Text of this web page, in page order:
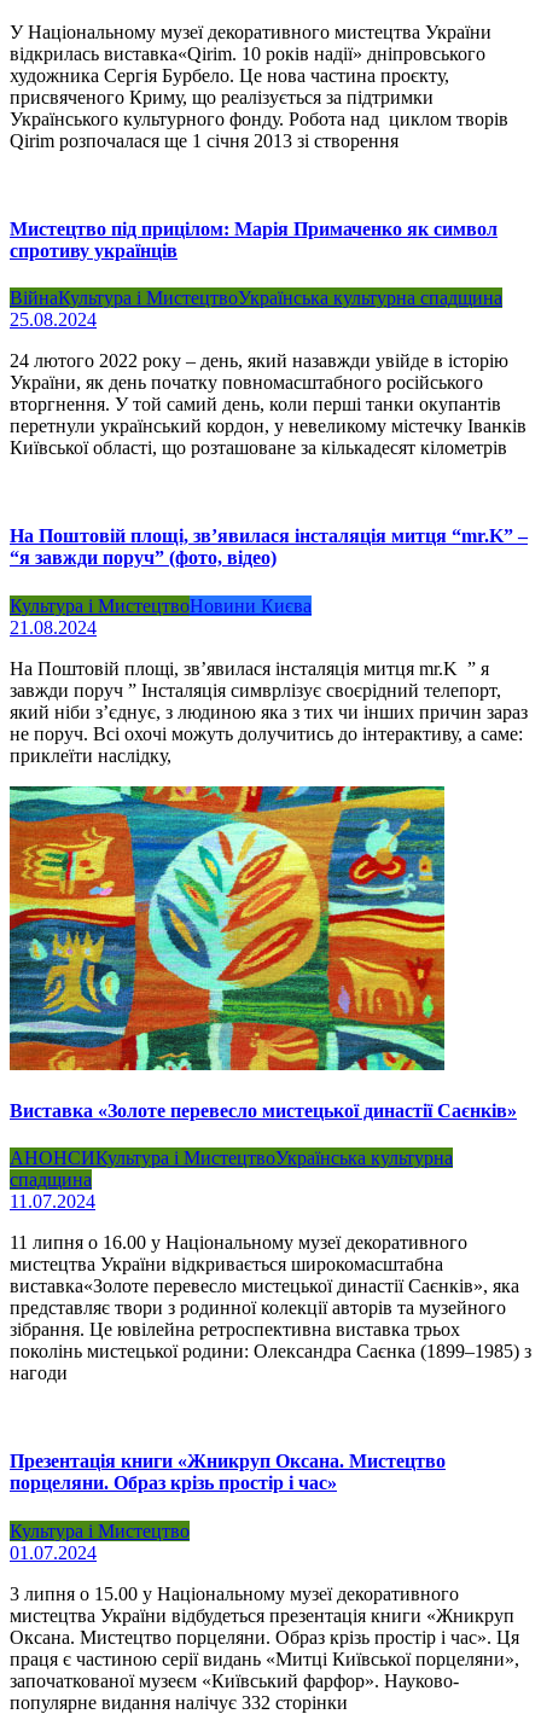
У Національному музеї декоративного мистецтва України
відкрилась виставка«Qirim. 10 років надії» дніпровського
художника Сергія Бурбело. Це нова частина проєкту,
присвяченого Криму, що реалізується за підтримки
Українського культурного фонду. Робота над циклом творів
Qirim розпочалася ще 1 січня 2013 зі створення
Мистецтво під прицілом: Марія Примаченко як символ
спротиву українців
ВійнаКультура і МистецтвоУкраїнська культурна спадщина
25.08.2024
24 лютого 2022 року – день, який назавжди увійде в історію
України, як день початку повномасштабного російського
вторгнення. У той самий день, коли перші танки окупантів
перетнули український кордон, у невеликому містечку Іванків
Київської області, що розташоване за кількадесят кілометрів
На Поштовій площі, зв’явилася інсталяція митця “mr.K” –
“я завжди поруч” (фото, відео)
Культура і МистецтвоНовини Києва
21.08.2024
На Поштовій площі, зв’явилася інсталяція митця mr.K ” я
завжди поруч ” Інсталяція симврлізує своєрідний телепорт,
який ніби з’єднує, з людиною яка з тих чи інших причин зараз
не поруч. Всі охочі можуть долучитись до інтерактиву, а саме:
приклеїти наслідку,
Виставка «Золоте перевесло мистецької династії Саєнків»
АНОНСИКультура і МистецтвоУкраїнська культурна
спадщина
11.07.2024
11 липня о 16.00 у Національному музеї декоративного
мистецтва України відкривається широкомасштабна
виставка«Золоте перевесло мистецької династії Саєнків», яка
представляє твори з родинної колекції авторів та музейного
зібрання. Це ювілейна ретроспективна виставка трьох
поколінь мистецької родини: Олександра Саєнка (1899–1985) з
нагоди
Презентація книги «Жникруп Оксана. Мистецтво
порцеляни. Образ крізь простір і час»
Культура і Мистецтво
01.07.2024
3 липня о 15.00 у Національному музеї декоративного
мистецтва України відбудеться презентація книги «Жникруп
Оксана. Мистецтво порцеляни. Образ крізь простір і час». Ця
праця є частиною серії видань «Митці Київської порцеляни»,
започаткованої музеєм «Київський фарфор». Науково-
популярне видання налічує 332 сторінки